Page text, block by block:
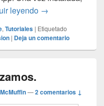
leyendo App Remote
→
, Tutoriales | Etiquetado
| Deja un comentario
—2 comentarios ↓